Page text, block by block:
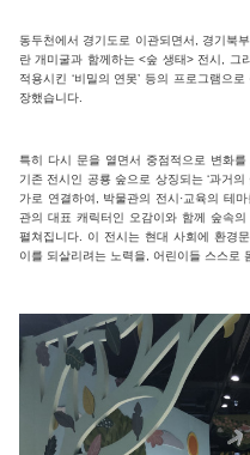
동두천에서 경기도로 이관되면서, 경기북
란 개미굴과 함께하는 <숲 생태> 전시, 그
적용시킨 ‘비밀의 연못’ 등의 프로그램으
장했습니다.
특히 다시 문을 열면서 중점적으로 변화
기존 전시인 공룡 숲으로 상징되는 ‘과거의
가로 연결하여, 박물관의 전시·교육의 테
관의 대표 캐릭터인 오감이와 함께 숲속
펼쳐집니다. 이 전시는 현대 사회에 환경
이를 되살리려는 노력을, 어린이들 스스로